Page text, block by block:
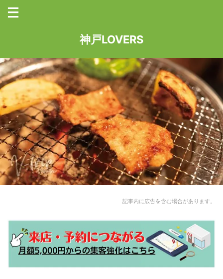
神戸LOVERS
記事内に広告を含む場合があります。